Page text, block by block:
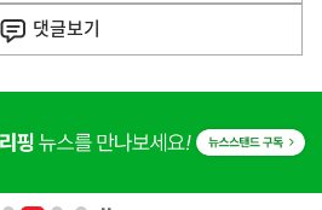
기
댓글보기